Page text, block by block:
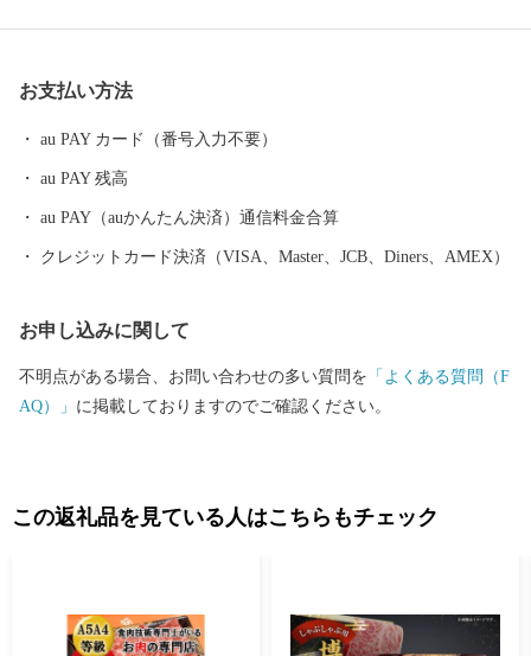
ません。何卒、ご理解のほどお願い申し上げます。
お支払い方法
au PAY カード（番号入力不要）
au PAY 残高
au PAY（auかんたん決済）通信料金合算
クレジットカード決済（VISA、Master、JCB、Diners、AMEX）
お申し込みに関して
不明点がある場合、お問い合わせの多い質問を 「よくある質問（F
AQ）」 に掲載しておりますのでご確認ください。
この返礼品を見ている人はこちらもチェック